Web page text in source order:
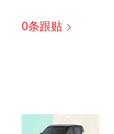
0条跟贴